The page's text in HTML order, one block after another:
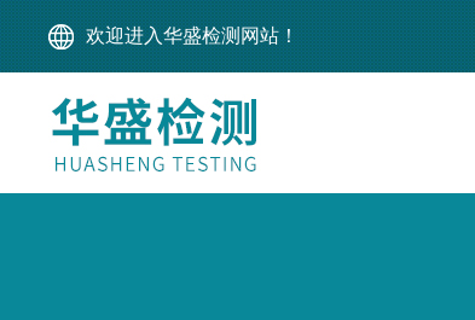
欢迎进入华盛检测网站！